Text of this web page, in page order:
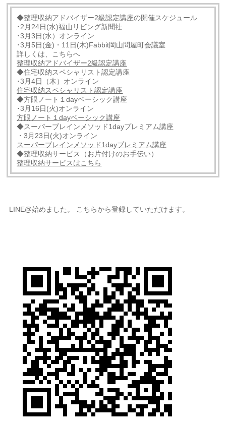
◆整理収納アドバイザー2級認定講座の開催スケジュール
･2月24日(水)福山リビング新聞社
･3月3日(水）オンライン
･3月5日(金)・11日(木)Fabbit岡山問屋町会議室
詳しくは、こちらへ
整理収納アドバイザー2級認定講座
◆住宅収納スペシャリスト認定講座
･3月4日（木）オンライン
住宅収納スペシャリスト認定講座
◆方眼ノート１dayベーシック講座
･3月16日(火)オンライン
方眼ノート１dayベーシック講座
◆スーパーブレインメソッド1dayプレミアム講座
・3月23日(火)オンライン
スーパーブレインメソッド1dayプレミアム講座
◆整理収納サービス（お片付けのお手伝い）
整理収納サービスはこちら
LINE@始めました。 こちらから登録していただけます。